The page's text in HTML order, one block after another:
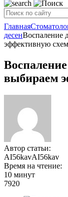
Главная
десенВоспаление
эффективную
выбираем
Автор статьи:
AI56kavAI56kav
Время на чтение:
10 минут
7920